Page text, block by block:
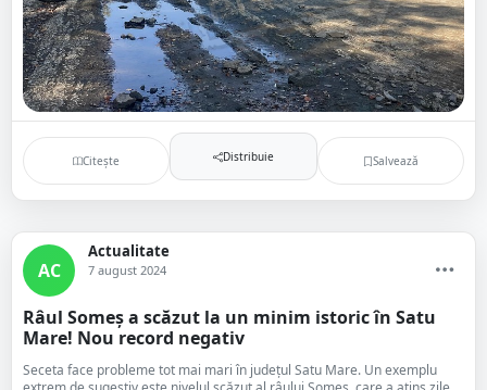
Citește Distribuie Salvează
AC
Actualitate
7 august 2024
Râul Someș a scăzut la un minim istoric în Satu
Mare! Nou record negativ
Seceta face probleme tot mai mari în județul Satu Mare. Un exemplu